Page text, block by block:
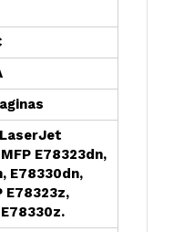
E78323dn,
E78330dn,
E78323z,